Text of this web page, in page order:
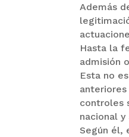
Además
Hasta la
admisión
Esta no
controles
nacional
Según él,